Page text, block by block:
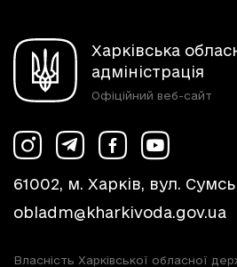
Харківська
адміністрація
Офіційний веб-сайт
61002, м. Харків, вул.
obladm@kharkivoda.gov.ua
Власність Харківської обласної